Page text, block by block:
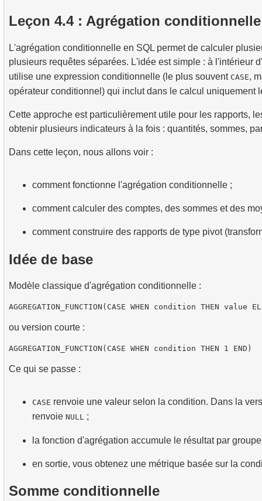
8.Scénarios et techniques pratiques de JOIN
9.Algorithmes de jointure
Opérations sur les ensembles de données
5. Introduction aux index SQL
4. Comment fonctionnent les index B-tree
2.Calculer le taux d'occupation moyen des vols
3.Carte des sièges d'avion
Leçon 4.4 : Agrégation conditionnelle
L'agrégation conditionnelle en SQL permet de calculer
plusieurs requêtes séparées. L'idée est simple : à l'intérieur
utilise une expression conditionnelle (le plus souvent CASE,
opérateur conditionnel) qui inclut dans le calcul uniquement
Cette approche est particulièrement utile pour les rapports,
obtenir plusieurs indicateurs à la fois : quantités, sommes,
Dans cette leçon, nous allons voir :
comment fonctionne l'agrégation conditionnelle ;
comment calculer des comptes, des sommes et des
comment construire des rapports de type pivot
Idée de base
Modèle classique d'agrégation conditionnelle :
ou version courte :
Ce qui se passe :
CASE renvoie une valeur selon la condition. Dans la
renvoie NULL ;
la fonction d'agrégation accumule le résultat par
en sortie, vous obtenez une métrique basée sur la
Somme conditionnelle